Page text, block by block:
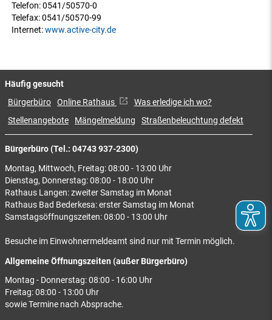
Telefon: 0541/50570-0
Telefax: 0541/50570-99
Internet:www.active-city.de
Bürgerbüro (Tel.: 04743 937-2300)
Montag, Mittwoch, Freitag: 08:00 - 13:00 Uhr
Dienstag, Donnerstag: 08:00 - 18:00 Uhr
Rathaus Langen: zweiter Samstag im Monat
Rathaus Bad Bederkesa: erster Samstag im Monat
Samstagsöffnungszeiten: 08:00 - 13:00 Uhr
Besuche im Einwohnermeldeamt sind nur mit Termin möglich.
Allgemeine Öffnungszeiten (außer Bürgerbüro)
Montag - Donnerstag: 08:00 - 16:00 Uhr
Freitag: 08:00 - 13:00 Uhr
sowie Termine nach Absprache.
Häufig gesucht
Bürgerbüro Online Rathaus
Was erledige ich wo?
Stellenangebote
Mängelmeldung Straßenbeleuchtung defekt